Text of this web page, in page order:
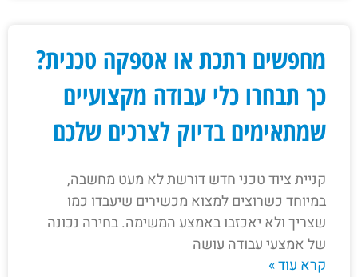
מחפשים רתכת או אספקה טכנית?
כך תבחרו כלי עבודה מקצועיים
שמתאימים בדיוק לצרכים שלכם
קניית ציוד טכני חדש דורשת לא מעט מחשבה,
במיוחד כשרוצים למצוא מכשירים שיעבדו כמו
שצריך ולא יאכזבו באמצע המשימה. בחירה נכונה
של אמצעי עבודה עושה
קרא עוד »